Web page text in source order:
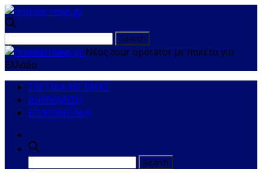
Νέος tour operator με πακέτα για
Ελλάδα
ΣΧΕΤΙΚΑ ΜΕ ΕΜΑΣ
ΔΙΑΦΗΜΙΣΗ
ΕΠΙΚΟΙΝΩΝΙΑ